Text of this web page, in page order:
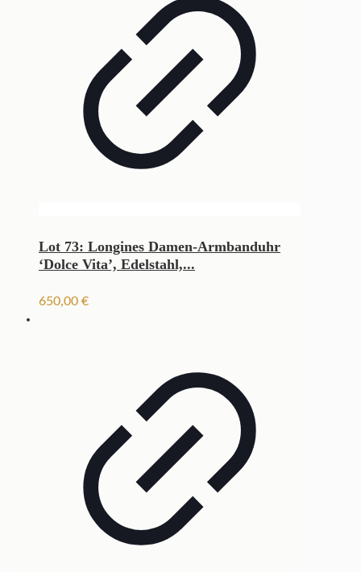
Lot 73: Longines Damen-Armbanduhr
‘Dolce Vita’, Edelstahl,...
650,00 €